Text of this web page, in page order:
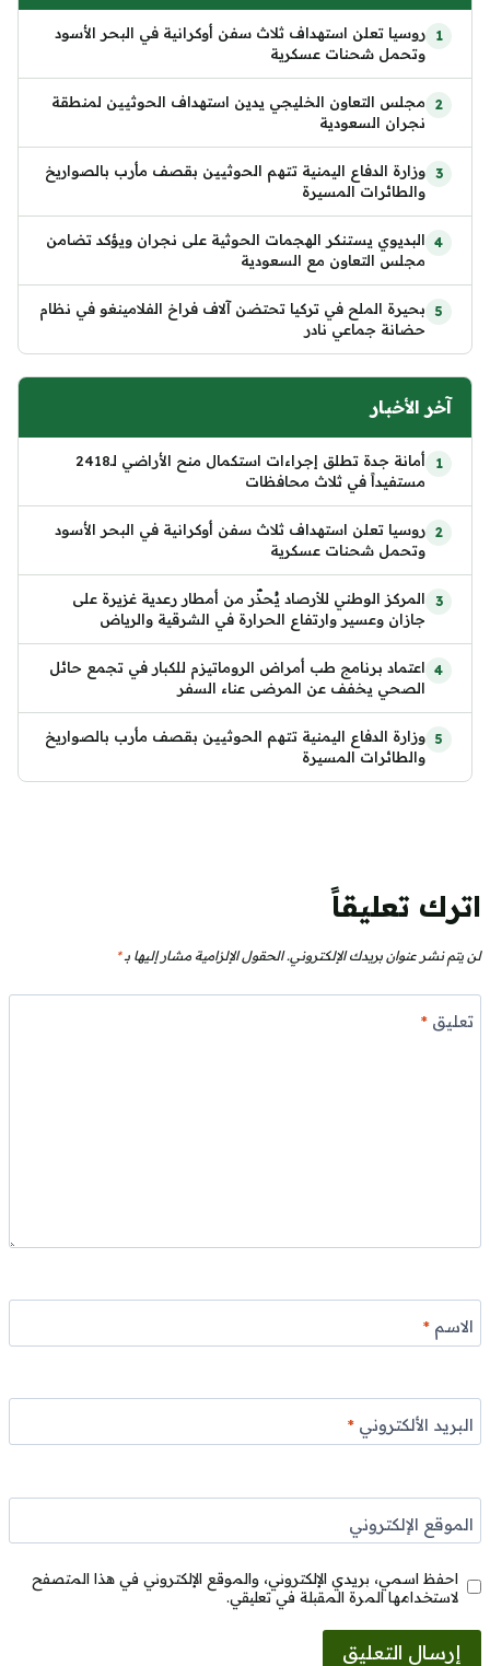
روسيا تعلن استهداف ثلاث سفن أوكرانية في البحر الأسود
وتحمل شحنات عسكرية
مجلس التعاون الخليجي يدين استهداف الحوثيين لمنطقة
نجران السعودية
وزارة الدفاع اليمنية تتهم الحوثيين بقصف مأرب بالصواريخ
والطائرات المسيرة
البديوي يستنكر الهجمات الحوثية على نجران ويؤكد تضامن
مجلس التعاون مع السعودية
بحيرة الملح في تركيا تحتضن آلاف فراخ الفلامينغو في نظام
حضانة جماعي نادر
آخر الأخبار
أمانة جدة تطلق إجراءات استكمال منح الأراضي لـ2418
مستفيداً في ثلاث محافظات
روسيا تعلن استهداف ثلاث سفن أوكرانية في البحر الأسود
وتحمل شحنات عسكرية
المركز الوطني للأرصاد يُحذّر من أمطار رعدية غزيرة على
جازان وعسير وارتفاع الحرارة في الشرقية والرياض
اعتماد برنامج طب أمراض الروماتيزم للكبار في تجمع حائل
الصحي يخفف عن المرضى عناء السفر
وزارة الدفاع اليمنية تتهم الحوثيين بقصف مأرب بالصواريخ
والطائرات المسيرة
اترك تعليقاً
لن يتم نشر عنوان بريدك الإلكتروني. الحقول الإلزامية مشار إليها بـ*
تعليق*
الاسم*
البريد الألكتروني*
الموقع الإلكتروني
احفظ اسمي، بريدي الإلكتروني، والموقع الإلكتروني في هذا المتصفح
لاستخدامها المرة المقبلة في تعليقي.